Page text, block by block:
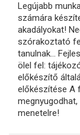
Legújabb
számára
akadályokat!
szórakoztató
tanulnak...
ölel fel:
előkészítő
előkészítése A
menetelre!